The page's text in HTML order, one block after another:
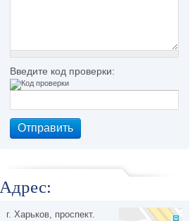
Введите код проверки:
Адрес:
г. Харьков, проспект.